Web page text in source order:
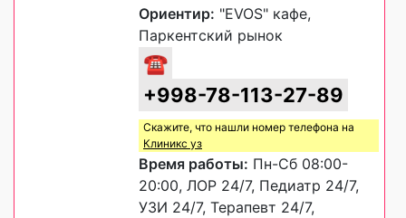
Ориентир: "EVOS" кафе,
Паркентский рынок
☎
+998-78-113-27-89
Скажите, что нашли номер телефона на
Клиникс уз
Время работы: Пн-Сб 08:00-
20:00, ЛОР 24/7, Педиатр 24/7,
УЗИ 24/7, Терапевт 24/7,